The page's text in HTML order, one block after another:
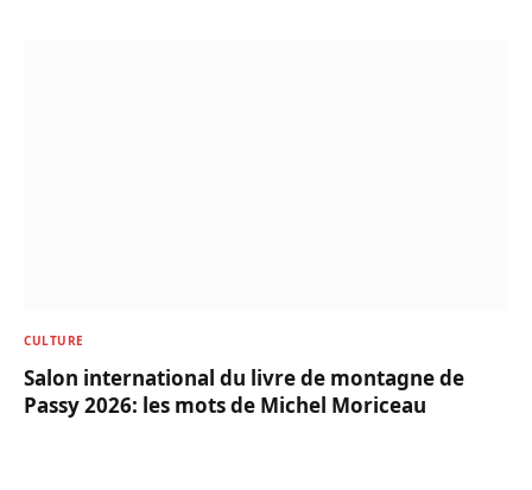
CULTURE
Salon international du livre de montagne de
Passy 2026: les mots de Michel Moriceau